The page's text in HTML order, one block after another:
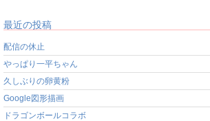
最近の投稿
配信の休止
やっぱり一平ちゃん
久しぶりの卵黄粉
Google図形描画
ドラゴンボールコラボ